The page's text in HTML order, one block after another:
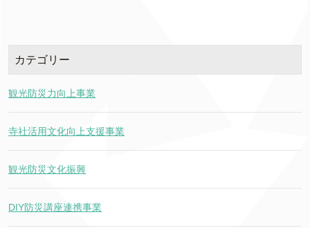
カテゴリー
観光防災力向上事業
寺社活用文化向上支援事業
観光防災文化振興
DIY防災講座連携事業